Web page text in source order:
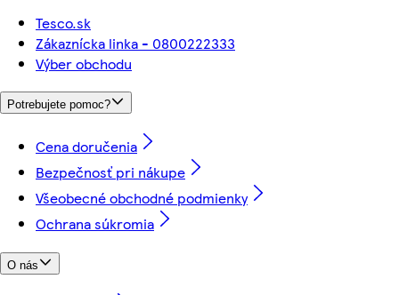
Tesco.sk
Zákaznícka linka - 0800222333
Výber obchodu
Potrebujete pomoc?
Cena doručenia
Bezpečnosť pri nákupe
Všeobecné obchodné podmienky
Ochrana súkromia
O nás